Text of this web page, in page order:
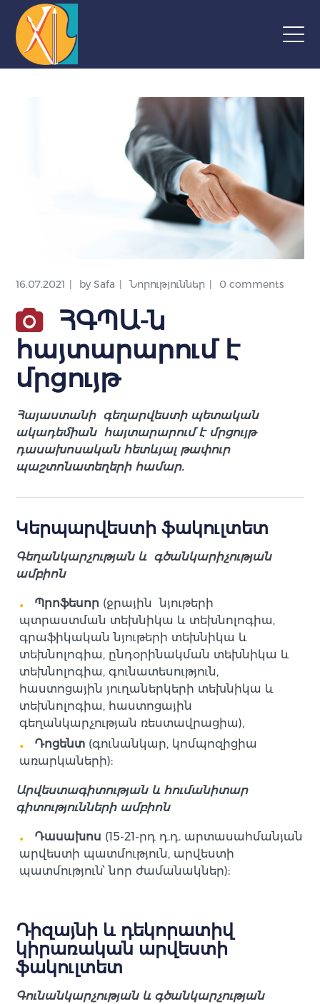
16.07.2021 bySafa Նորություններ 0 comments
ՀԳՊԱ-ն
հայտարարում է
մրցույթ
Հայաստանի գեղարվեստի պետական
ակադեմիան հայտարարում է մրցույթ
դասախոսական հետևյալ թափուր
պաշտոնատեղերի համար.
Կերպարվեստի ֆակուլտետ
Գեղանկարչության և գծանկարիչության
ամբիոն
Պրոֆեսոր (ջրային նյութերի
պտրաստման տեխնիկա և տեխնոլոգիա,
գրաֆիկական նյութերի տեխնիկա և
տեխնոլոգիա, ընդօրինակման տեխնիկա և
տեխնոլոգիա, գունատեսություն,
հաստոցային յուղաներկերի տեխնիկա և
տեխնոլոգիա, հաստոցային
գեղանկարչության ռեստավրացիա),
Դոցենտ (գունանկար, կոմպոզիցիա
առարկաների):
Արվեստագիտության և հումանիտար
գիտությունների ամբիոն
Դասախոս (15-21-րդ դ.դ. արտասահմանյան
արվեստի պատմություն, արվեստի
պատմություն՝ նոր ժամանակներ):
Դիզայնի և դեկորատիվ
կիրառական արվեստի
ֆակուլտետ
Գունանկարչության և գծանկարչության